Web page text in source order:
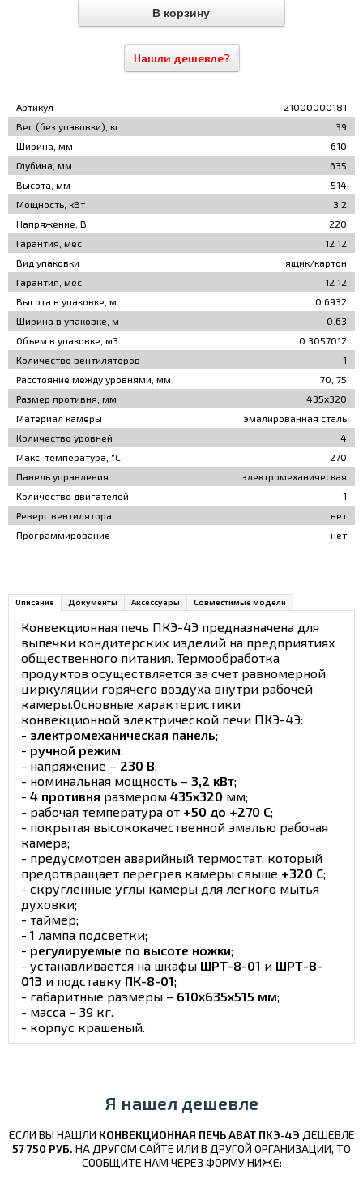
Нашли дешевле?
Артикул
21000000181
Вес (без упаковки), кг
39
Ширина, мм
610
Глубина, мм
635
Высота, мм
514
Мощность, кВт
3.2
Напряжение, В
220
Гарантия, мес
12 12
Вид упаковки
ящик/картон
Гарантия, мес
12 12
Высота в упаковке, м
0.6932
Ширина в упаковке, м
0.63
Объем в упаковке, м3
0.3057012
Количество вентиляторов
1
Расстояние между уровнями, мм
70, 75
Размер противня, мм
435х320
Материал камеры
эмалированная сталь
Количество уровней
4
Макс. температура, °С
270
Панель управления
электромеханическая
Количество двигателей
1
Реверс вентилятора
нет
Программирование
нет
Описание Документы Аксессуары Совместимые модели
Конвекционная печь ПКЭ-4Э предназначена для
выпечки кондитерских изделий на предприятиях
общественного питания. Термообработка
продуктов осуществляется за счет равномерной
циркуляции горячего воздуха внутри рабочей
камеры.Основные характеристики
конвекционной электрической печи ПКЭ-4Э:
- электромеханическая панель;
- ручной режим;
- напряжение – 230 В;
- номинальная мощность – 3,2 кВт;
- 4 противня размером 435х320 мм;
- рабочая температура от +50 до +270 С;
- покрытая высококачественной эмалью рабочая
камера;
- предусмотрен аварийный термостат, который
предотвращает перегрев камеры свыше +320 С;
- скругленные углы камеры для легкого мытья
духовки;
- таймер;
- 1 лампа подсветки;
- регулируемые по высоте ножки;
- устанавливается на шкафы ШРТ-8-01 и ШРТ-8-
01Э и подставку ПК-8-01;
- габаритные размеры – 610х635х515 мм;
- масса – 39 кг.
- корпус крашеный.
Я нашел дешевле
ЕСЛИ ВЫ НАШЛИ КОНВЕКЦИОННАЯ ПЕЧЬ ABAT ПКЭ-4Э ДЕШЕВЛЕ
57 750 РУБ. НА ДРУГОМ САЙТЕ ИЛИ В ДРУГОЙ ОРГАНИЗАЦИИ, ТО
СООБЩИТЕ НАМ ЧЕРЕЗ ФОРМУ НИЖЕ: